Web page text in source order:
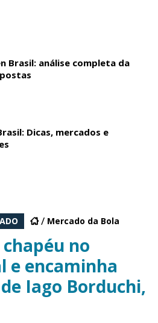
Brasil: análise completa da
Dicas, mercados e
Mercado da Bola
chapéu no
e encaminha
Iago Borduchi,